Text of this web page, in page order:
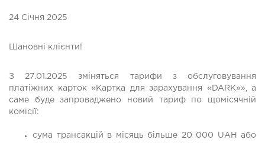
24 Січня 2025
Шановні клієнти!
З 27.01.2025 зміняться тарифи з обслуговування
платіжних карток «Картка для зарахування «DARK»», а
саме буде запроваджено новий тариф по щомісячній
комісії:
сума трансакцій в місяць більше 20 000 UAH або